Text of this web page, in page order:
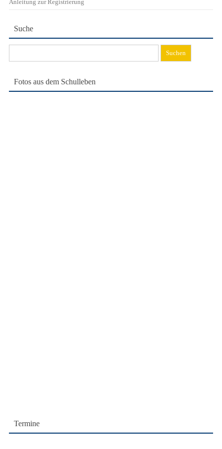
Anleitung zur Registrierung
Suche
nach:
Fotos aus dem Schulleben
Termine